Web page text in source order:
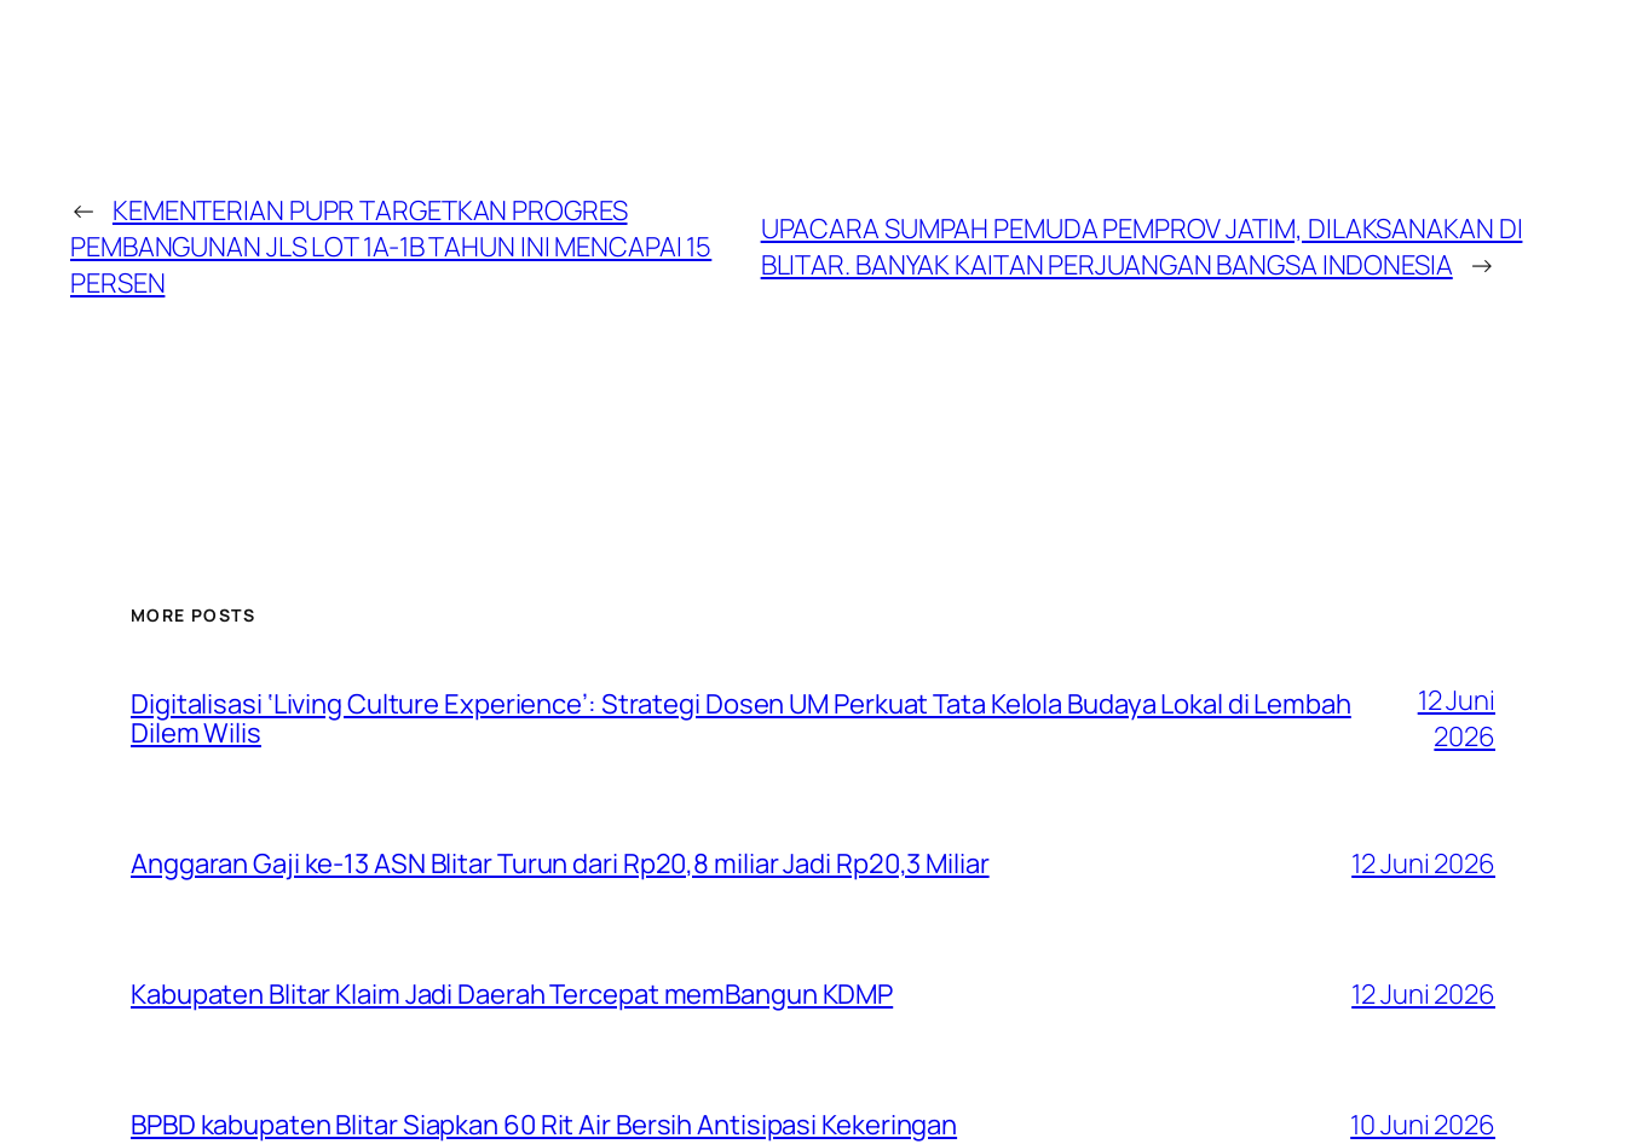
← KEMENTERIAN PUPR TARGETKAN PROGRES
PEMBANGUNAN JLS LOT 1A-1B TAHUN INI MENCAPAI 15
PERSEN
UPACARA SUMPAH PEMUDA PEMPROV JATIM, DILAKSANAKAN DI
BLITAR. BANYAK KAITAN PERJUANGAN BANGSA INDONESIA →
MORE POSTS
Digitalisasi ‘Living Culture Experience’: Strategi Dosen UM Perkuat Tata Kelola Budaya Lokal di Lembah
Dilem Wilis
12 Juni
2026
Anggaran Gaji ke-13 ASN Blitar Turun dari Rp20,8 miliar Jadi Rp20,3 Miliar 12 Juni 2026
Kabupaten Blitar Klaim Jadi Daerah Tercepat memBangun KDMP 12 Juni 2026
BPBD kabupaten Blitar Siapkan 60 Rit Air Bersih Antisipasi Kekeringan 10 Juni 2026